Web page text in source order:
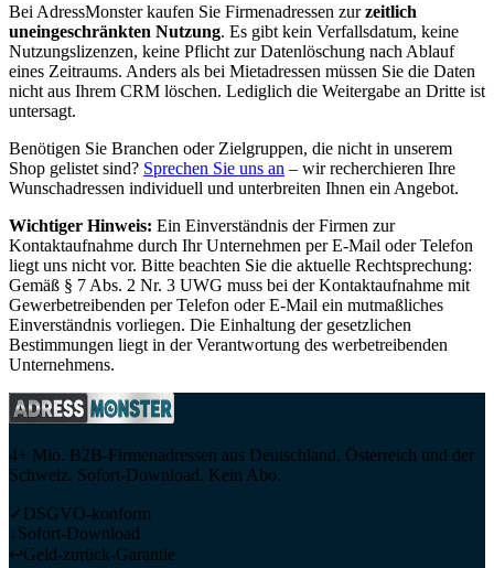
Bei AdressMonster kaufen Sie Firmenadressen zur zeitlich
uneingeschränkten Nutzung. Es gibt kein Verfallsdatum, keine
Nutzungslizenzen, keine Pflicht zur Datenlöschung nach Ablauf
eines Zeitraums. Anders als bei Mietadressen müssen Sie die Daten
nicht aus Ihrem CRM löschen. Lediglich die Weitergabe an Dritte ist
untersagt.
Benötigen Sie Branchen oder Zielgruppen, die nicht in unserem
Shop gelistet sind? Sprechen Sie uns an – wir recherchieren Ihre
Wunschadressen individuell und unterbreiten Ihnen ein Angebot.
Wichtiger Hinweis: Ein Einverständnis der Firmen zur
Kontaktaufnahme durch Ihr Unternehmen per E-Mail oder Telefon
liegt uns nicht vor. Bitte beachten Sie die aktuelle Rechtsprechung:
Gemäß § 7 Abs. 2 Nr. 3 UWG muss bei der Kontaktaufnahme mit
Gewerbetreibenden per Telefon oder E-Mail ein mutmaßliches
Einverständnis vorliegen. Die Einhaltung der gesetzlichen
Bestimmungen liegt in der Verantwortung des werbetreibenden
Unternehmens.
4+ Mio. B2B-Firmenadressen aus Deutschland, Österreich und der
Schweiz. Sofort-Download. Kein Abo.
✓ DSGVO-konform
↓Sofort-Download
↩Geld-zurück-Garantie